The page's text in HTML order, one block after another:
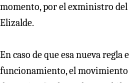
momento, por el exministro
Elizalde.
En caso de que esa nueva regla
funcionamiento, el movimiento